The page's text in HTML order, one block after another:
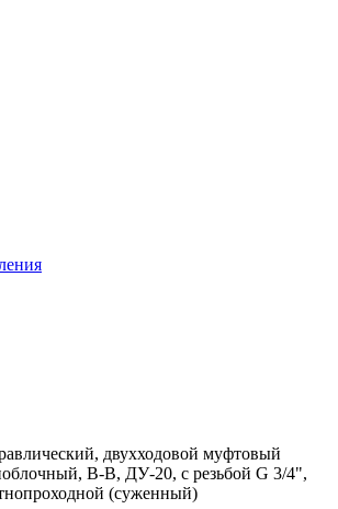
двухходовой муфтовый
В-В, ДУ-20, с резьбой G 3/4",
(суженный)